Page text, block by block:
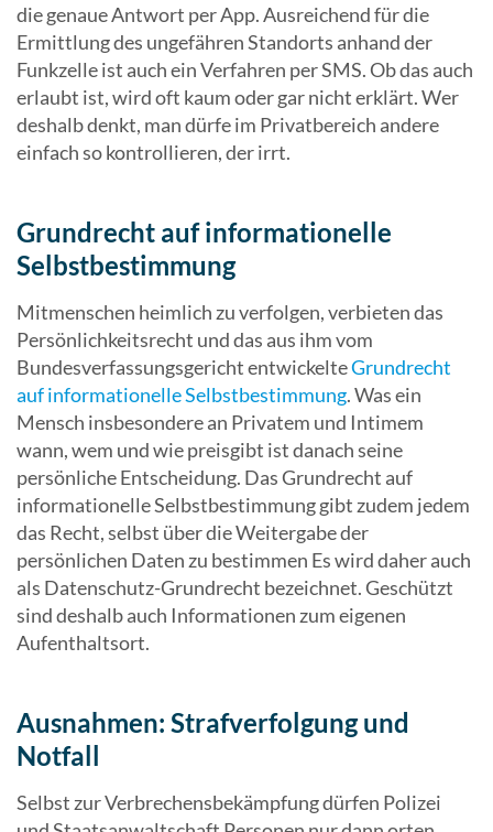
die genaue Antwort per App. Ausreichend für die
Ermittlung des ungefähren Standorts anhand der
Funkzelle ist auch ein Verfahren per SMS. Ob das auch
erlaubt ist, wird oft kaum oder gar nicht erklärt. Wer
deshalb denkt, man dürfe im Privatbereich andere
einfach so kontrollieren, der irrt.
Grundrecht auf informationelle
Selbstbestimmung
Mitmenschen heimlich zu verfolgen, verbieten das
Persönlichkeitsrecht und das aus ihm vom
Bundesverfassungsgericht entwickelteGrundrecht
auf informationelle Selbstbestimmung. Was ein
Mensch insbesondere an Privatem und Intimem
wann, wem und wie preisgibt ist danach seine
persönliche Entscheidung. Das Grundrecht auf
informationelle Selbstbestimmung gibt zudem jedem
das Recht, selbst über die Weitergabe der
persönlichen Daten zu bestimmen Es wird daher auch
als Datenschutz-Grundrecht bezeichnet. Geschützt
sind deshalb auch Informationen zum eigenen
Aufenthaltsort.
Ausnahmen: Strafverfolgung und
Notfall
Selbst zur Verbrechensbekämpfung dürfen Polizei